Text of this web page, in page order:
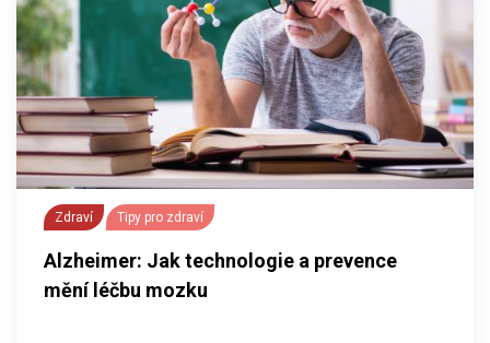
Zdraví Tipy pro zdraví
Alzheimer: Jak technologie a prevence
mění léčbu mozku